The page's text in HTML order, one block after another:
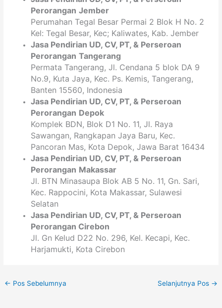
Perorangan Jember
Perumahan Tegal Besar Permai 2 Blok H No. 2
Kel: Tegal Besar, Kec; Kaliwates, Kab. Jember
Jasa Pendirian UD, CV, PT, & Perseroan
Perorangan Tangerang
Permata Tangerang, Jl. Cendana 5 blok DA 9
No.9, Kuta Jaya, Kec. Ps. Kemis, Tangerang,
Banten 15560, Indonesia
Jasa Pendirian UD, CV, PT, & Perseroan
Perorangan Depok
Komplek BDN, Blok D1 No. 11, Jl. Raya
Sawangan, Rangkapan Jaya Baru, Kec.
Pancoran Mas, Kota Depok, Jawa Barat 16434
Jasa Pendirian UD, CV, PT, & Perseroan
Perorangan Makassar
Jl. BTN Minasaupa Blok AB 5 No. 11, Gn. Sari,
Kec. Rappocini, Kota Makassar, Sulawesi
Selatan
Jasa Pendirian UD, CV, PT, & Perseroan
Perorangan Cirebon
Jl. Gn Kelud D22 No. 296, Kel. Kecapi, Kec.
Harjamukti, Kota Cirebon
← Pos Sebelumnya Selanjutnya Pos →